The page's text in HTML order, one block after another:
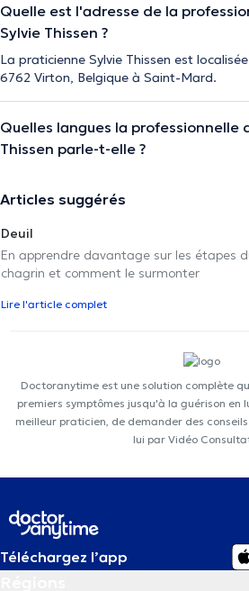
Quelle est l'adresse de la
Sylvie Thissen ?
La praticienne Sylvie Thissen est
6762 Virton, Belgique à Saint-Mard.
Quelles langues la professionnelle
Thissen parle-t-elle ?
Articles suggérés
Deuil
En apprendre davantage sur les étapes
chagrin et comment le surmonter
Lire l'article complet
Doctoranytime est une solution complète
premiers symptômes jusqu'à la guérison en
meilleur praticien, de demander des
lui par Vidéo
Téléchargez l’app